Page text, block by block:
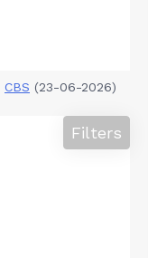
CBS (23-06-2026)
Filters